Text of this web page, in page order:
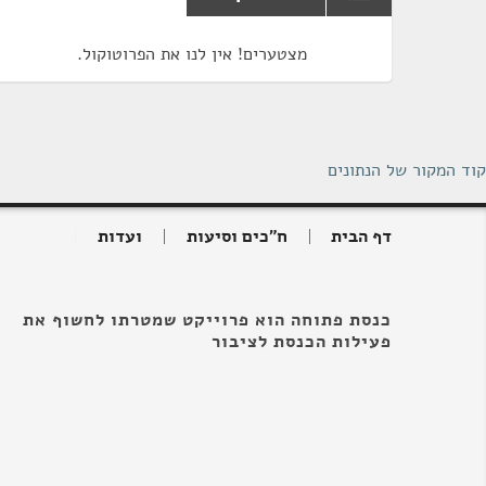
מצטערים! אין לנו את הפרוטוקול.
קוד המקור של הנתונים
דף הבית ח"כים וסיעות ועדות
כנסת פתוחה הוא פרוייקט שמטרתו לחשוף את
פעילות הכנסת לציבור